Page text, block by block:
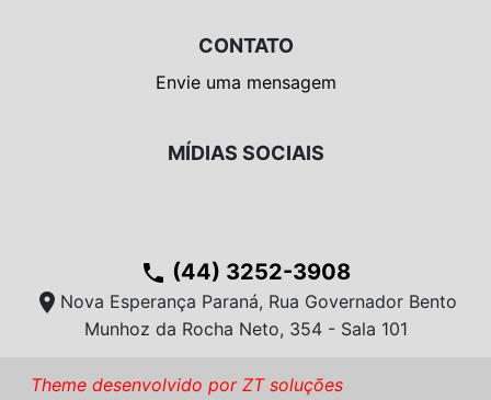
CONTATO
Envie uma mensagem
MÍDIAS SOCIAIS
phone (44) 3252-3908
location_on Nova Esperança Paraná, Rua Governador Bento
Munhoz da Rocha Neto, 354 - Sala 101
Theme desenvolvido por ZT soluções